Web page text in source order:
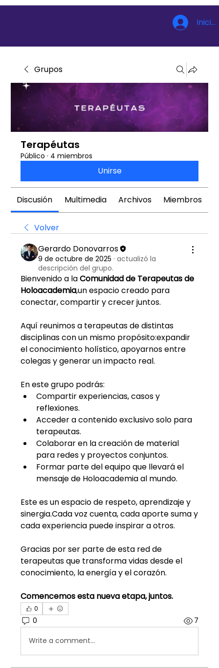
Grupos
Terapéutas
Público · 4 miembros
Unirse
Discusión Multimedia Archivos Miembros
Volver
Gerardo Donovarros
9 de octubre de 2025 ·actualizó la
descripción del grupo.
Bienvenido a la Comunidad de Terapeutas de
Holoacademia,un espacio creado para
conectar, compartir y crecer juntos.
Aquí reunimos a terapeutas de distintas
disciplinas con un mismo propósito:expandir
el conocimiento holístico, apoyarnos entre
colegas y generar un impacto real.
En este grupo podrás:
Compartir experiencias, casos y
reflexiones.
Acceder a contenido exclusivo solo para
terapeutas.
Colaborar en la creación de material
para redes y proyectos conjuntos.
Formar parte del equipo que llevará el
mensaje de Holoacademia al mundo.
Este es un espacio de respeto, aprendizaje y
sinergia.Cada voz cuenta, cada aporte suma y
cada experiencia puede inspirar a otros.
Gracias por ser parte de esta red de
terapeutas que transforma vidas desde el
conocimiento, la energía y el corazón.
Comencemos esta nueva etapa, juntos.
0
0 7
Write a comment...